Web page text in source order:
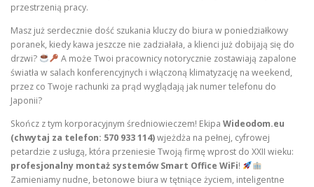
przestrzenią pracy.
Masz już serdecznie dość szukania kluczy do biura w poniedziałkowy
poranek, kiedy kawa jeszcze nie zadziałała, a klienci już dobijają się do
drzwi?
A może Twoi pracownicy notorycznie zostawiają zapalone
światła w salach konferencyjnych i włączoną klimatyzację na weekend,
przez co Twoje rachunki za prąd wyglądają jak numer telefonu do
Japonii?
Skończ z tym korporacyjnym średniowieczem! Ekipa Wideodom.eu
(chwytaj za telefon: 570 933 114)wjeżdża na pełnej, cyfrowej
petardzie z usługą, która przeniesie Twoją firmę wprost do XXII wieku:
profesjonalny montaż systemów Smart Office WiFi!
Zamieniamy nudne, betonowe biura w tętniące życiem, inteligentne